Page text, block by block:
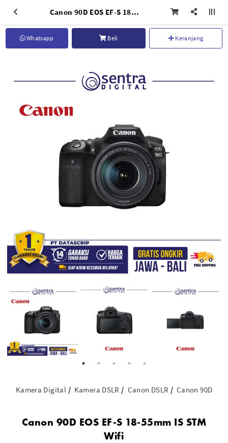
Canon 90D EOS EF-S 18-55mm IS STM Wifi
Whatsapp Beli Keranjang
Kamera Digital Kamera DSLR Canon DSLR Canon 90D
Canon 90D EOS EF-S 18-55mm IS STM
Wifi